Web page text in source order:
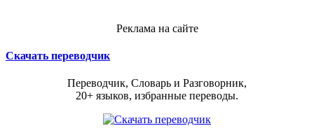
Реклама на сайте
Скачать переводчик
Переводчик, Словарь и Разговорник,
20+ языков, избранные переводы.